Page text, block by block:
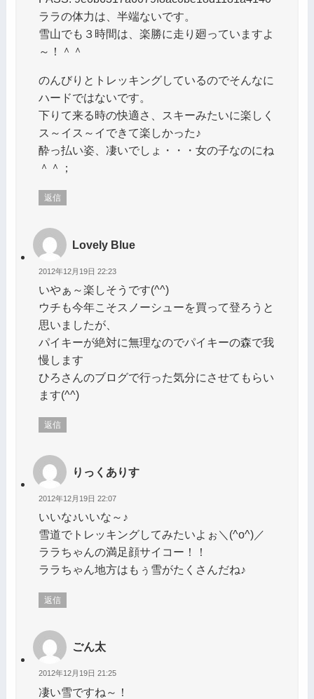
ララの体力は、半端ないです。
雪山でも３時間は、楽勝に走り廻っていますよ
～！＾＾
のんびりとトレッキングしているのでそんなに
ハードではないです。
下りて来る時の快適さ、スキーみたいに楽しく
ス～イス～イできて楽しかった♪
酔っ払い姿、凄いでしょ・・・女の子なのにね
＾＾；
返信
Lovely Blue
2012年12月19日 22:23
いやぁ～楽しそうです(^^)
ウチも今年こそスノーシューを買って登ろうと
思いましたが、
パイキーが絶対に無理なのでパイキーの森で我
慢します
ひろさんのブログで行った気分にさせてもらい
ます(^^)
返信
りっくありす
2012年12月19日 22:07
いいな♪いいな～♪
雪道でトレッキングしてみたいよぉ＼(^o^)／
ララちゃんの満足顔サイコー！！
ララちゃん地方はもぅ雪がたくさんだね♪
返信
ごん太
2012年12月19日 21:25
凄い雪ですね～！